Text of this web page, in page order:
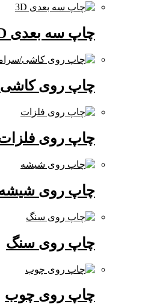
چاپ سه بعدی 3D
چاپ روی کاشی/سرامیک
چاپ روی فلزات
چاپ روی شیشه
چاپ روی سنگ
چاپ روی چوب